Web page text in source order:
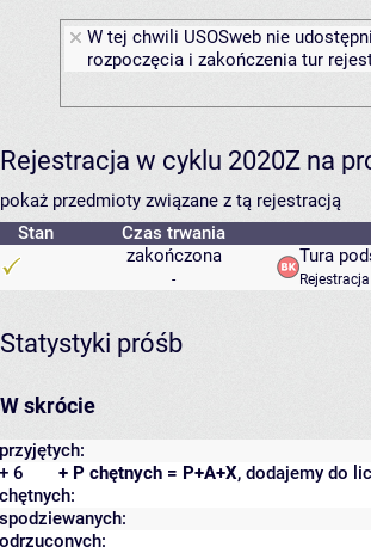
W tej chwili USOSweb nie
rozpoczęcia i zakończenia tur
Rejestracja w cyklu 2020Z na
pokaż przedmioty związane z tą rejestracją
Stan
Czas trwania
zakończona
-
Tura
Statystyki próśb
W skrócie
przyjętych:
+ P chętnych = P+A+X, dodajemy do
+ 6
chętnych:
spodziewanych:
odrzuconych: